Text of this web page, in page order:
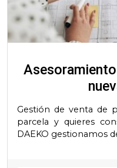
Gestión de venta de
parcela y quieres
DAEKO gestionamos